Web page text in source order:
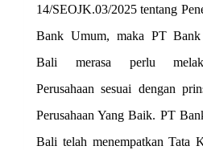
14/SEOJK.03/2025 tentang
Bank Umum, maka PT Bank
Bali merasa perlu
Perusahaan sesuai dengan
Perusahaan Yang Baik. PT
Bali telah menempatkan Tata